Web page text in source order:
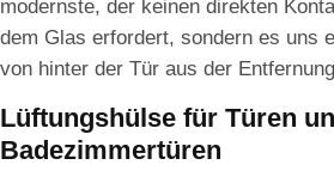
modernste, der keinen direkten
dem Glas erfordert, sondern es uns
von hinter der Tür aus der
Lüftungshülse für Türen
Badezimmertüren